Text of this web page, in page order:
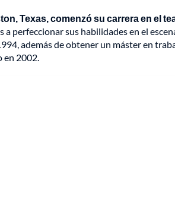
Texas, comenzó su carrera en el
a perfeccionar sus habilidades en el
además de obtener un máster en
en 2002.